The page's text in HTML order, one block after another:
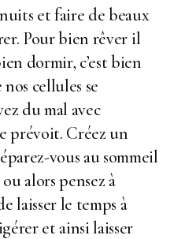
et faire de beaux
Pour bien rêver il
dormir, c’est bien
cellules se
du mal avec
prévoit. Créez un
vous au sommeil
alors pensez à
laisser le temps à
et ainsi laisser